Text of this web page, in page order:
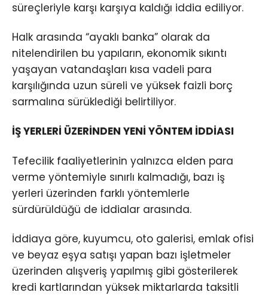
süreçleriyle karşı karşıya kaldığı iddia ediliyor.
Halk arasında “ayaklı banka” olarak da
nitelendirilen bu yapıların, ekonomik sıkıntı
yaşayan vatandaşları kısa vadeli para
karşılığında uzun süreli ve yüksek faizli borç
sarmalına sürüklediği belirtiliyor.
İŞ YERLERİ ÜZERİNDEN YENİ YÖNTEM İDDİASI
Tefecilik faaliyetlerinin yalnızca elden para
verme yöntemiyle sınırlı kalmadığı, bazı iş
yerleri üzerinden farklı yöntemlerle
sürdürüldüğü de iddialar arasında.
İddiaya göre, kuyumcu, oto galerisi, emlak ofisi
ve beyaz eşya satışı yapan bazı işletmeler
üzerinden alışveriş yapılmış gibi gösterilerek
kredi kartlarından yüksek miktarlarda taksitli